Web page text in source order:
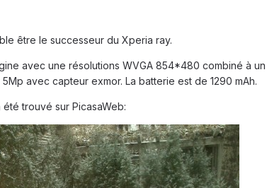
être le successeur du Xperia ray.
avec une résolutions WVGA 854*480 combiné à un
avec capteur exmor. La batterie est de 1290 mAh.
trouvé sur PicasaWeb: